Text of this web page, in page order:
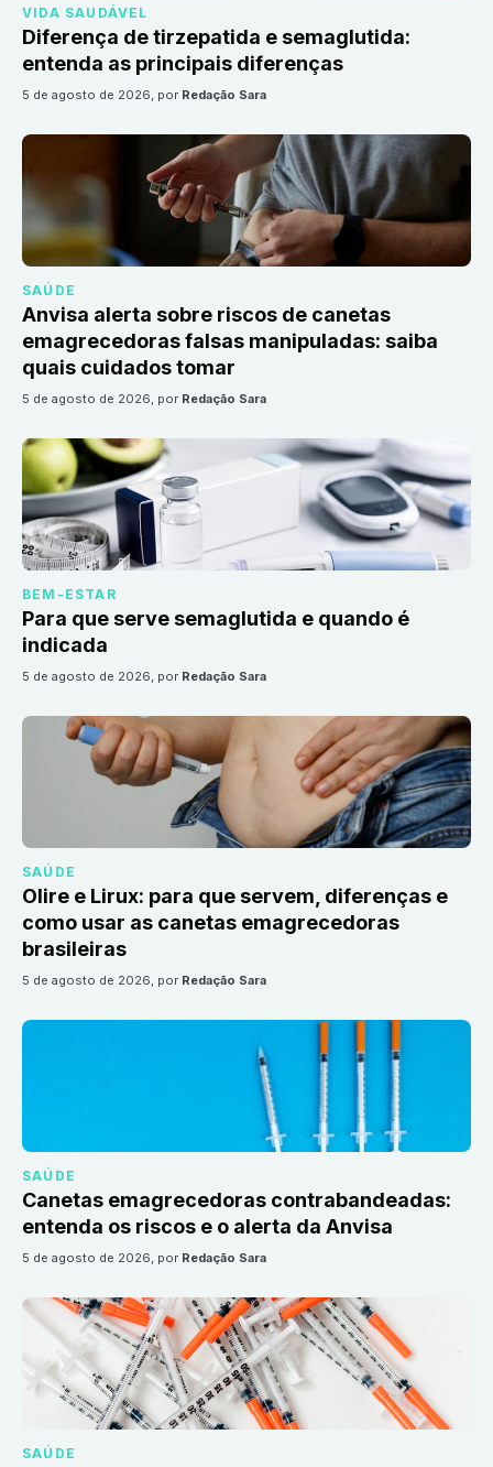
VIDA SAUDÁVEL
Diferença de tirzepatida e semaglutida:
entenda as principais diferenças
5 de agosto de 2026, por Redação Sara
SAÚDE
Anvisa alerta sobre riscos de canetas
emagrecedoras falsas manipuladas: saiba
quais cuidados tomar
5 de agosto de 2026, por Redação Sara
BEM-ESTAR
Para que serve semaglutida e quando é
indicada
5 de agosto de 2026, por Redação Sara
SAÚDE
Olire e Lirux: para que servem, diferenças e
como usar as canetas emagrecedoras
brasileiras
5 de agosto de 2026, por Redação Sara
SAÚDE
Canetas emagrecedoras contrabandeadas:
entenda os riscos e o alerta da Anvisa
5 de agosto de 2026, por Redação Sara
SAÚDE